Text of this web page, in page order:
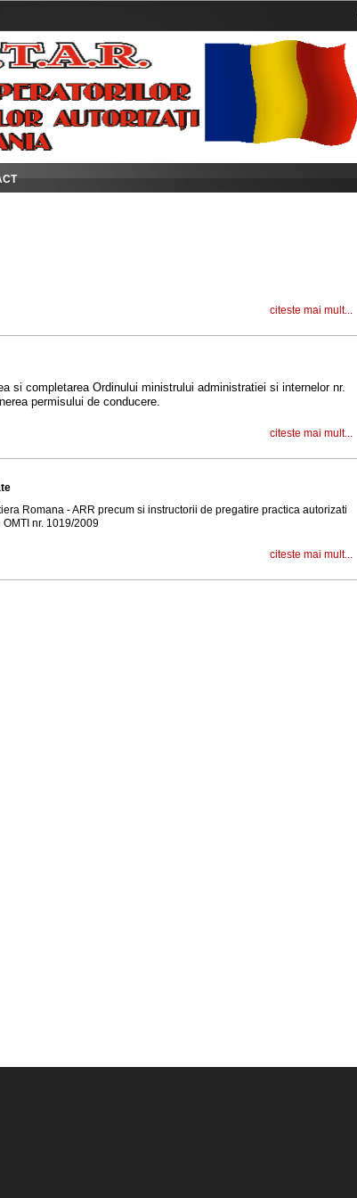
citeste mai mult...
si completarea Ordinului ministrului administratiei si internelor nr.
permisului de conducere.
citeste mai mult...
Romana - ARR precum si instructorii de pregatire practica autorizati
nr. 1019/2009
citeste mai mult...